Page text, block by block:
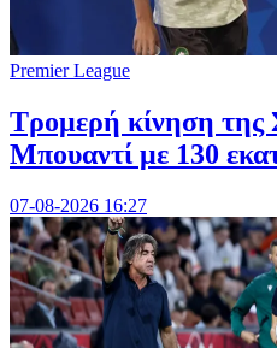
Premier League
Τρομερή κίνηση της
Μπουαντί με 130
07-08-2026 16:27